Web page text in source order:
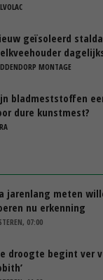
geïsoleerd
MONTAGE
bladmeststoffen
dure kunstmest?
jarenlang meten
nu erkenning
07:00
droogte begint ver